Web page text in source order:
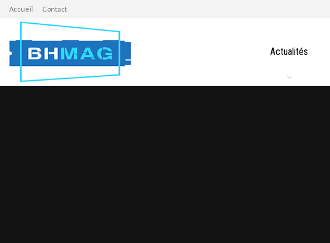
Accueil Contact
Actualités